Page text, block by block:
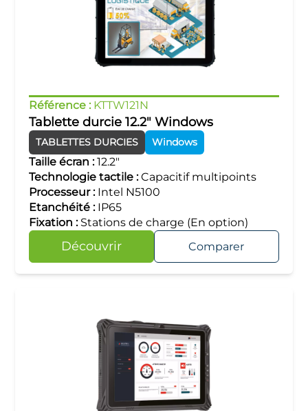
Référence : KTTW121N
Tablette durcie 12.2" Windows
TABLETTES DURCIES Windows
Taille écran :12.2"
Technologie tactile :Capacitif multipoints
Processeur : Intel N5100
Etanchéité : IP65
Fixation : Stations de charge (En option)
Découvrir Comparer